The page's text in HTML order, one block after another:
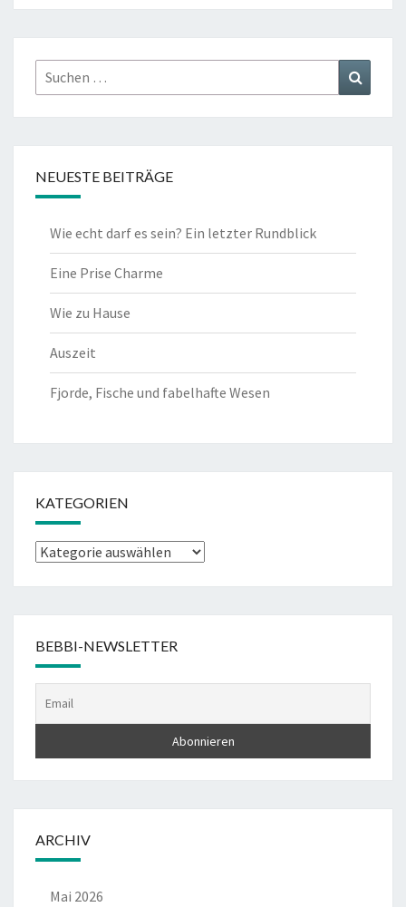
o
o
k
er
Suchen
nach:
NEUESTE BEITRÄGE
Wie echt darf es sein? Ein letzter Rundblick
Eine Prise Charme
Wie zu Hause
Auszeit
Fjorde, Fische und fabelhafte Wesen
KATEGORIEN
Kategorien
BEBBI-NEWSLETTER
ARCHIV
Mai 2026